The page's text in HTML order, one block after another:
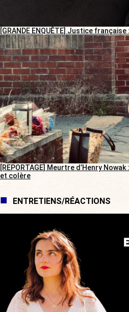
[GRANDE ENQUÊTE] Justice
[REPORTAGE] Meurtre d’Henry
et colère
ENTRETIENS/RÉACTIONS